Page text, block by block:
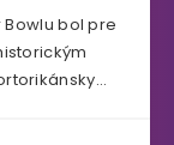
bol pre